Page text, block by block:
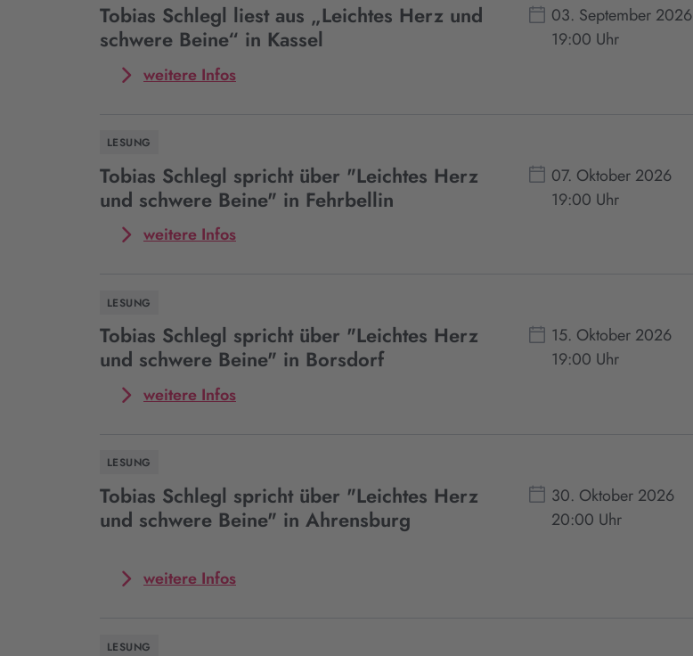
Tobias Schlegl liest aus „Leichtes Herz und
schwere Beine“ in Kassel
03. September 2026
19:00 Uhr
weitere InfosMehr
liest
aus
„Leichtes
Kassel
LESUNG
Tobias Schlegl spricht über "Leichtes Herz
und schwere Beine" in Fehrbellin
07. Oktober 2026
19:00 Uhr
weitere InfosMehr
spricht
über
"Leichtes
Fehrbellin
LESUNG
Tobias Schlegl spricht über "Leichtes Herz
und schwere Beine" in Borsdorf
15. Oktober 2026
19:00 Uhr
weitere InfosMehr
spricht
über
"Leichtes
schwere
LESUNG
Tobias Schlegl spricht über "Leichtes Herz
und schwere Beine" in Ahrensburg
30. Oktober 2026
20:00 Uhr
weitere InfosMehr
LESUNG